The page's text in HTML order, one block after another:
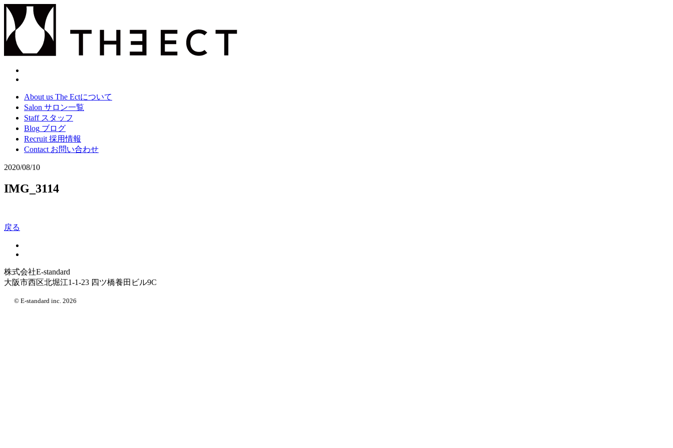
About us The Ectについて
Salon サロン一覧
Staff スタッフ
Blog ブログ
Recruit 採用情報
Contact お問い合わせ
2020/08/10
IMG_3114
戻る
株式会社E-standard
大阪市西区北堀江1-1-23 四ツ橋養田ビル9C
© E-standard inc. 2026